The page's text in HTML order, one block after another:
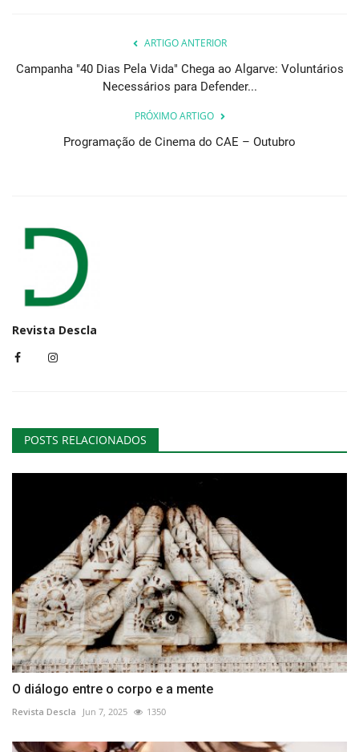
ARTIGO ANTERIOR
Campanha "40 Dias Pela Vida" Chega ao Algarve: Voluntários
Necessários para Defender...
PRÓXIMO ARTIGO
Programação de Cinema do CAE – Outubro
Revista Descla
POSTS RELACIONADOS
O diálogo entre o corpo e a mente
Revista Descla Jun 7, 2025 1350